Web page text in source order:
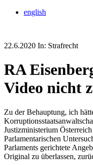
english
22.6.2020 In: Strafrecht
RA
Video nicht
Zu der Behauptung, ich
Justizministerium
Parlamentarischen
Parlaments gerichtete
Original zu überlassen,